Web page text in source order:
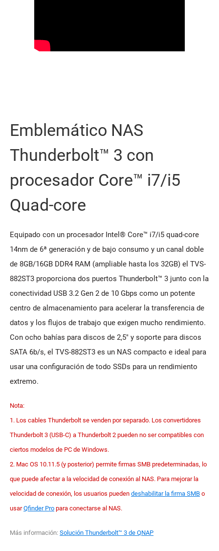
Emblemático NAS
Thunderbolt™ 3 con
procesador Core™ i7/i5
Quad-core
Equipado con un procesador Intel® Core™ i7/i5 quad-core
14nm de 6ª generación y de bajo consumo y un canal doble
de 8GB/16GB DDR4 RAM (ampliable hasta los 32GB) el TVS-
882ST3 proporciona dos puertos Thunderbolt™ 3 junto con la
conectividad USB 3.2 Gen 2 de 10 Gbps como un potente
centro de almacenamiento para acelerar la transferencia de
datos y los flujos de trabajo que exigen mucho rendimiento.
Con ocho bahías para discos de 2,5" y soporte para discos
SATA 6b/s, el TVS-882ST3 es un NAS compacto e ideal para
usar una configuración de todo SSDs para un rendimiento
extremo.
Nota:
1. Los cables Thunderbolt se venden por separado. Los convertidores
Thunderbolt 3 (USB-C) a Thunderbolt 2 pueden no ser compatibles con
ciertos modelos de PC de Windows.
2. Mac OS 10.11.5 (y posterior) permite firmas SMB predeterminadas, lo
que puede afectar a la velocidad de conexión al NAS. Para mejorar la
velocidad de conexión, los usuarios pueden deshabilitar la firma SMB o
usarQfinder Pro para conectarse al NAS.
Más información: Solución Thunderbolt™ 3 de QNAP